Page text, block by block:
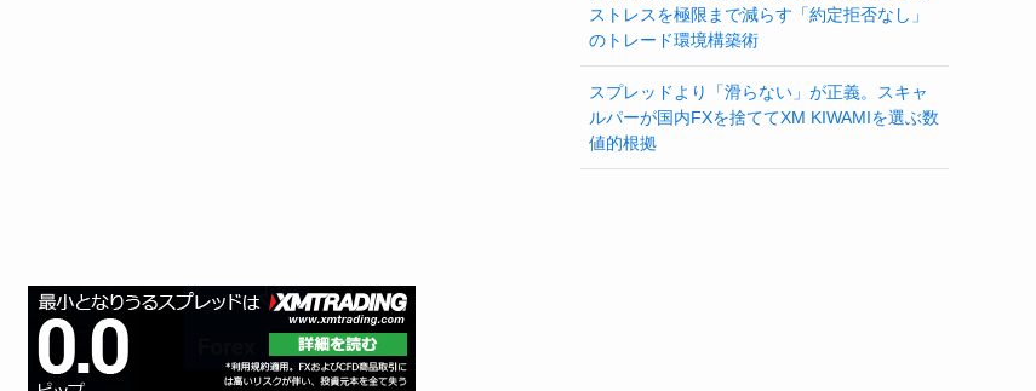
ストレスを極限まで減らす「約定拒否なし」
のトレード環境構築術
スプレッドより「滑らない」が正義。スキャ
ルパーが国内FXを捨ててXM KIWAMIを選ぶ数
値的根拠